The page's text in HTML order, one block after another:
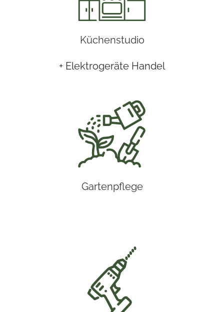
Küchenstudio
+ Elektrogeräte Handel
Gartenpflege